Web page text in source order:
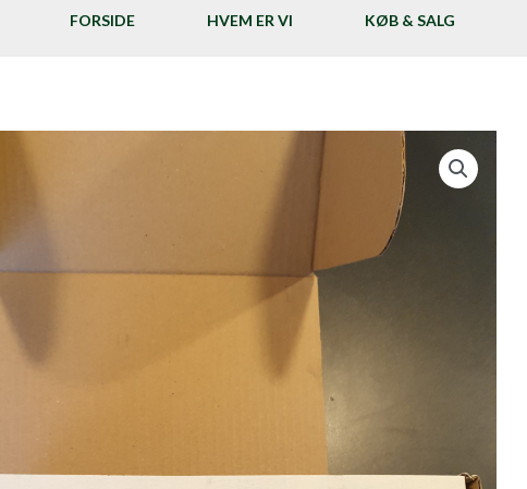
FORSIDE HVEM ER VI KØB & SALG